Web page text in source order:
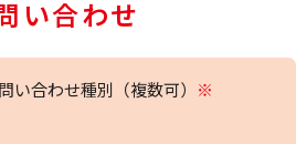
い合わせ
い合わせ種別（複数可） ※